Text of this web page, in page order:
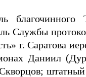
благочинного
Службы
г. Саратова
Даниил